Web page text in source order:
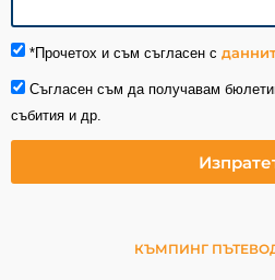
*Прочетох и съм съгласен с
Съгласен съм да получавам
събития и др.
КЪМПИНГ